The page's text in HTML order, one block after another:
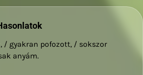
/ gyakran pofozott, / sokszor
anyám.